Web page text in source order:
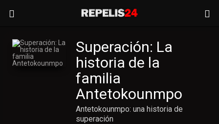
Superación: La
historia de la
familia
Antetokounmpo
Antetokounmpo: una historia de
superación